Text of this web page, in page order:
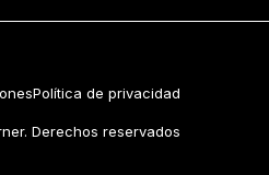
Política de privacidad
Derechos reservados